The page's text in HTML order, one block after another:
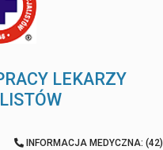
LEKARZY
INFORMACJA MEDYCZNA: (42)